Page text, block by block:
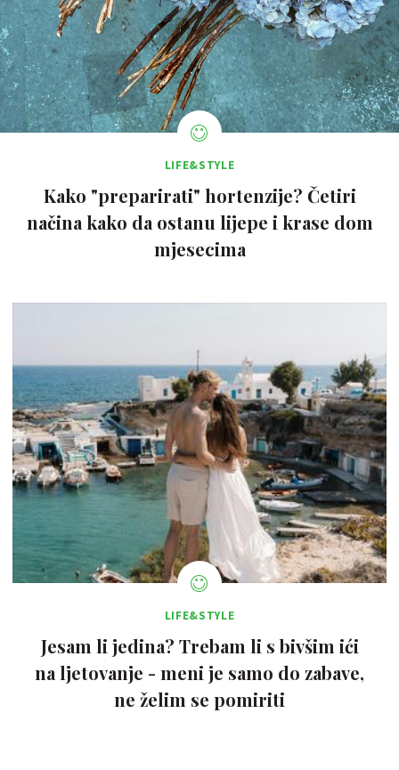
LIFE&STYLE
Kako "preparirati" hortenzije? Četiri
načina kako da ostanu lijepe i krase dom
mjesecima
LIFE&STYLE
Jesam li jedina? Trebam li s bivšim ići
na ljetovanje - meni je samo do zabave,
ne želim se pomiriti